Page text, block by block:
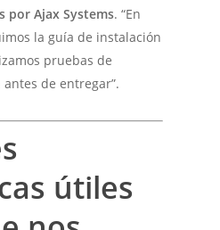
por Ajax Systems. “En
la guía de instalación
pruebas de
de entregar”.
útiles